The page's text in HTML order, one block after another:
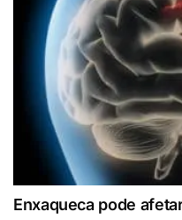
Enxaqueca pode